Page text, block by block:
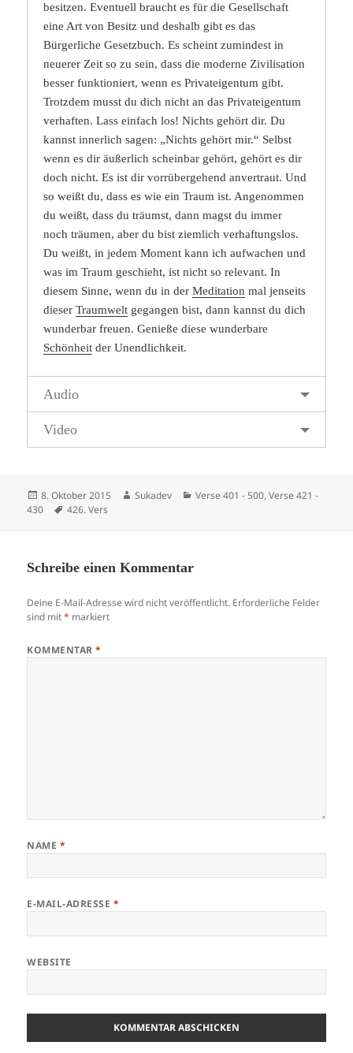
besitzen. Eventuell braucht es für die Gesellschaft
eine Art von Besitz und deshalb gibt es das
Bürgerliche Gesetzbuch. Es scheint zumindest in
neuerer Zeit so zu sein, dass die moderne Zivilisation
besser funktioniert, wenn es Privateigentum gibt.
Trotzdem musst du dich nicht an das Privateigentum
verhaften. Lass einfach los! Nichts gehört dir. Du
kannst innerlich sagen: „Nichts gehört mir.“ Selbst
wenn es dir äußerlich scheinbar gehört, gehört es dir
doch nicht. Es ist dir vorrübergehend anvertraut. Und
so weißt du, dass es wie ein Traum ist. Angenommen
du weißt, dass du träumst, dann magst du immer
noch träumen, aber du bist ziemlich verhaftungslos.
Du weißt, in jedem Moment kann ich aufwachen und
was im Traum geschieht, ist nicht so relevant. In
diesem Sinne, wenn du in derMeditation mal jenseits
dieserTraumwelt gegangen bist, dann kannst du dich
wunderbar freuen. Genieße diese wunderbare
Schönheit der Unendlichkeit.
Audio
Video
Veröffentlicht
am
8. Oktober 2015 Autor
Sukadev Kategorien
Verse 401 - 500,Verse 421 -
430
Schlagwörter
426. Vers
Schreibe einen Kommentar
Deine E-Mail-Adresse wird nicht veröffentlicht. Erforderliche Felder
sind mit* markiert
KOMMENTAR*
NAME *
E-MAIL-ADRESSE *
WEBSITE